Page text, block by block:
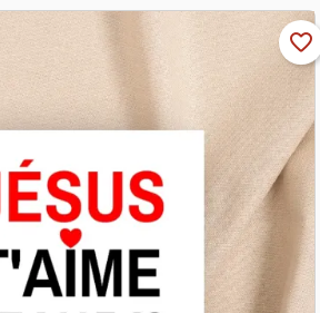
favorite_border